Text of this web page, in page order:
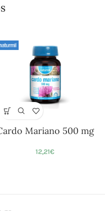
Mariano 500 mg
12,21€